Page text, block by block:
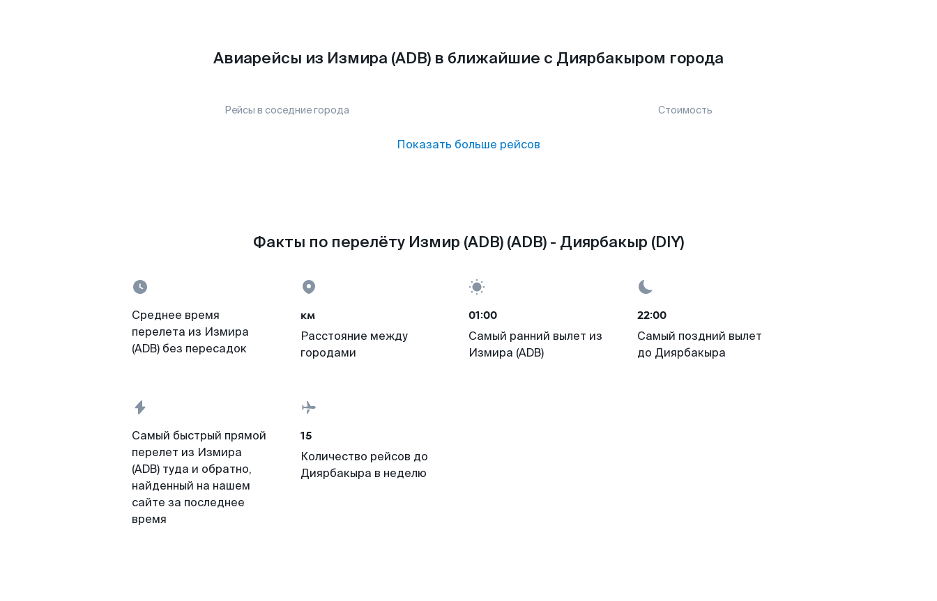
Авиарейсы из Измира (ADB) в ближайшие с Диярбакыром города
Рейсы в соседние города Стоимость
Показать больше рейсов
Факты по перелёту Измир (ADB) (ADB) - Диярбакыр (DIY)
Среднее время
перелета из Измира
(ADB) без пересадок
км
Расстояние между
городами
01:00
Самый ранний вылет из
Измира (ADB)
22:00
Самый поздний вылет
до Диярбакыра
Самый быстрый прямой
перелет из Измира
(ADB) туда и обратно,
найденный на нашем
сайте за последнее
время
15
Количество рейсов до
Диярбакыра в неделю